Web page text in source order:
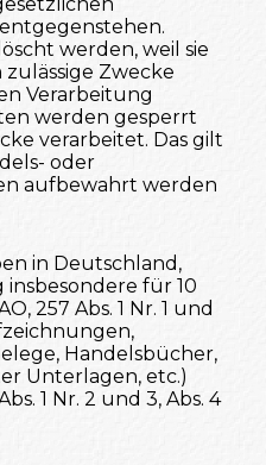
werden, weil sie
Zwecke
Verarbeitung
werden gesperrt
verarbeitet. Das gilt
oder
aufbewahrt werden
in Deutschland,
für 10
257 Abs. 1 Nr. 1 und
Handelsbücher,
Unterlagen, etc.)
1 Nr. 2 und 3, Abs. 4